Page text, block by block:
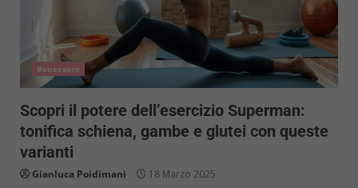
Benessere
Scopri il potere dell’esercizio Superman:
tonifica schiena, gambe e glutei con queste
varianti
Gianluca Poidimani 18 Marzo 2025